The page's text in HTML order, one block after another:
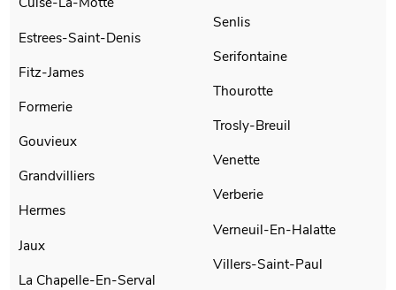
Estrees-Saint-Denis
Fitz-James
Formerie
Gouvieux
Grandvilliers
Hermes
Jaux
La Chapelle-En-Serval
Senlis
Serifontaine
Thourotte
Trosly-Breuil
Venette
Verberie
Verneuil-En-Halatte
Villers-Saint-Paul